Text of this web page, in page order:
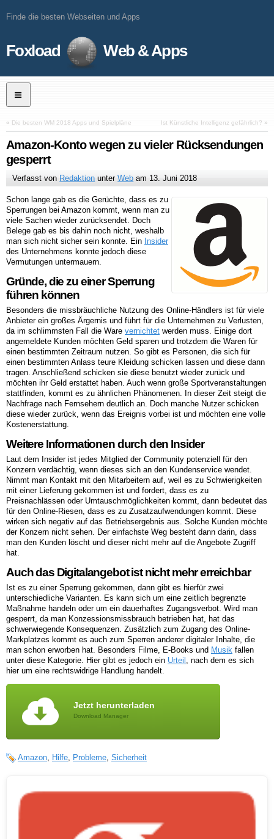
Finde die besten Webseiten und Apps
Foxload Web & Apps
« Die besten WM 2018 Apps und Spielpläne Ist Künstliche Intelligenz gefährlich? »
Amazon-Konto wegen zu vieler Rücksendungen
gesperrt
Verfasst von Redaktion unterWeb am 13. Juni 2018
Schon lange gab es die Gerüchte, dass es zu
Sperrungen bei Amazon kommt, wenn man zu
viele Sachen wieder zurücksendet. Doch
Belege gab es bis dahin noch nicht, weshalb
man sich nicht sicher sein konnte. Ein Insider
des Unternehmens konnte jedoch diese
Vermutungen untermauern.
Gründe, die zu einer Sperrung
führen können
Besonders die missbräuchliche Nutzung des Online-Händlers ist für viele
Anbieter ein großes Ärgernis und führt für die Unternehmen zu Verlusten,
da im schlimmsten Fall die Ware vernichtet werden muss. Einige dort
angemeldete Kunden möchten Geld sparen und trotzdem die Waren für
einen bestimmten Zeitraum nutzen. So gibt es Personen, die sich für
einen bestimmten Anlass teure Kleidung schicken lassen und diese dann
tragen. Anschließend schicken sie diese benutzt wieder zurück und
möchten ihr Geld erstattet haben. Auch wenn große Sportveranstaltungen
stattfinden, kommt es zu ähnlichen Phänomenen. In dieser Zeit steigt die
Nachfrage nach Fernsehern deutlich an. Doch manche Nutzer schicken
diese wieder zurück, wenn das Ereignis vorbei ist und möchten eine volle
Kostenerstattung.
Weitere Informationen durch den Insider
Laut dem Insider ist jedes Mitglied der Community potenziell für den
Konzern verdächtig, wenn dieses sich an den Kundenservice wendet.
Nimmt man Kontakt mit den Mitarbeitern auf, weil es zu Schwierigkeiten
mit einer Lieferung gekommen ist und fordert, dass es zu
Preisnachlässen oder Umtauschmöglichkeiten kommt, dann bedeutet das
für den Online-Riesen, dass es zu Zusatzaufwendungen kommt. Diese
wirken sich negativ auf das Betriebsergebnis aus. Solche Kunden möchte
der Konzern nicht sehen. Der einfachste Weg besteht dann darin, dass
man den Kunden löscht und dieser nicht mehr auf die Angebote Zugriff
hat.
Auch das Digitalangebot ist nicht mehr erreichbar
Ist es zu einer Sperrung gekommen, dann gibt es hierfür zwei
unterschiedliche Varianten. Es kann sich um eine zeitlich begrenzte
Maßnahme handeln oder um ein dauerhaftes Zugangsverbot. Wird man
gesperrt, da man Konzessionsmissbrauch betrieben hat, hat das
schwerwiegende Konsequenzen. Zusätzlich zum Zugang des Online-
Markplatzes kommt es auch zum Sperren anderer digitaler Inhalte, die
man schon erworben hat. Besonders Filme, E-Books und Musik fallen
unter diese Kategorie. Hier gibt es jedoch ein Urteil
, nach dem es sich
hier um eine rechtswidrige Handlung handelt.
Jetzt herunterladen
Download Manager
Amazon Hilfe Probleme Sicherheit